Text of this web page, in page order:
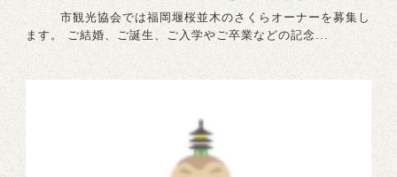
市観光協会では福岡堰桜並木のさくらオーナーを募集し
ます。 ご結婚、ご誕生、ご入学やご卒業などの記念...